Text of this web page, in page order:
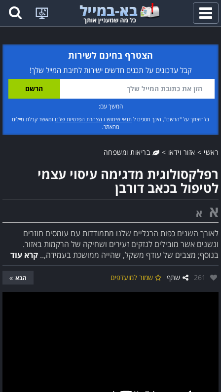
פתח
תפריט
הצטרף בחינם לשירות
קבל עדכונים על תכנים חדשים ישירות לתיבת המייל שלך!
המשך עם:
בלחיצתך על "הרשם", הינך מסכים ל תנאי שימוש ו הצהרת הפרטיות שלנו ומאשר קבלת מיילים
מהאתר.
ראשי > אזור וידאו > בריאות ומשפחה
רפלקסולוגית מדגימה עיסוי עצמי
לטיפול בכאב דורבן
א א
לאורך השנים כפות הרגליים שלנו מתמודדות עם עומסים חוזרים
ונשנים אשר מובילים לנזקים זעירים ושחיקה של הרקמות באזור.
בנוסף; מצבים של עודף משקל, שהייה ממושכת בעמידה,.. קרא עוד
אהבו:
261 שתף שמור למועדפים הבא